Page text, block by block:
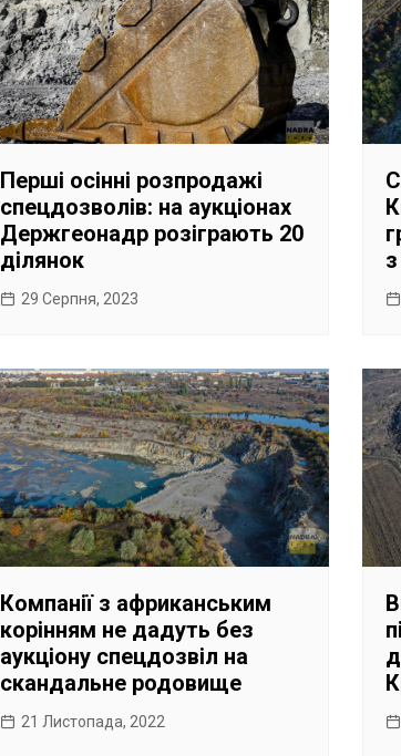
Перші осінні розпродажі
спецдозволів: на аукціонах
Держгеонадр розіграють 20
ділянок
29 Серпня, 2023
Компанії з африканським
корінням не дадуть без
аукціону спецдозвіл на
скандальне родовище
21 Листопада, 2022